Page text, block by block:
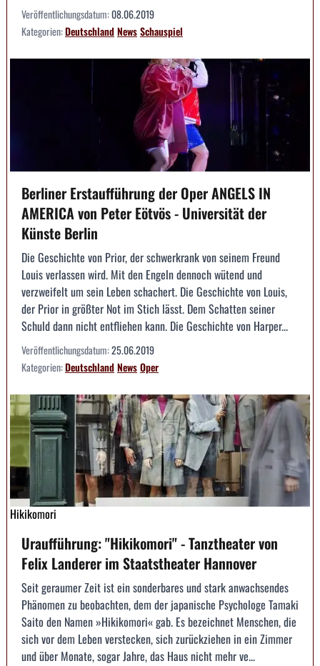
Veröffentlichungsdatum:08.06.2019
Kategorien:DeutschlandNewsSchauspiel
Berliner Erstaufführung der Oper ANGELS IN
AMERICA von Peter Eötvös - Universität der
Künste Berlin
Die Geschichte von Prior, der schwerkrank von seinem Freund
Louis verlassen wird. Mit den Engeln dennoch wütend und
verzweifelt um sein Leben schachert. Die Geschichte von Louis,
der Prior in größter Not im Stich lässt. Dem Schatten seiner
Schuld dann nicht entfliehen kann. Die Geschichte von Harper...
Veröffentlichungsdatum:25.06.2019
Kategorien:DeutschlandNewsOper
Hikikomori
Uraufführung: "Hikikomori" - Tanztheater von
Felix Landerer im Staatstheater Hannover
Seit geraumer Zeit ist ein sonderbares und stark anwachsendes
Phänomen zu beobachten, dem der japanische Psychologe Tamaki
Saito den Namen »Hikikomori« gab. Es bezeichnet Menschen, die
sich vor dem Leben verstecken, sich zurückziehen in ein Zimmer
und über Monate, sogar Jahre, das Haus nicht mehr ve...